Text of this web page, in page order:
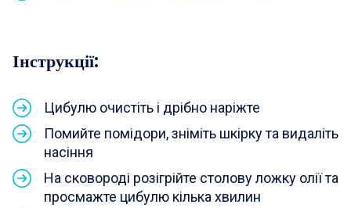
Інструкції:
Цибулю очистіть і дрібно наріжте
Помийте помідори, зніміть шкірку та видаліть
насіння
На сковороді розігрійте столову ложку олії та
просмажте цибулю кілька хвилин